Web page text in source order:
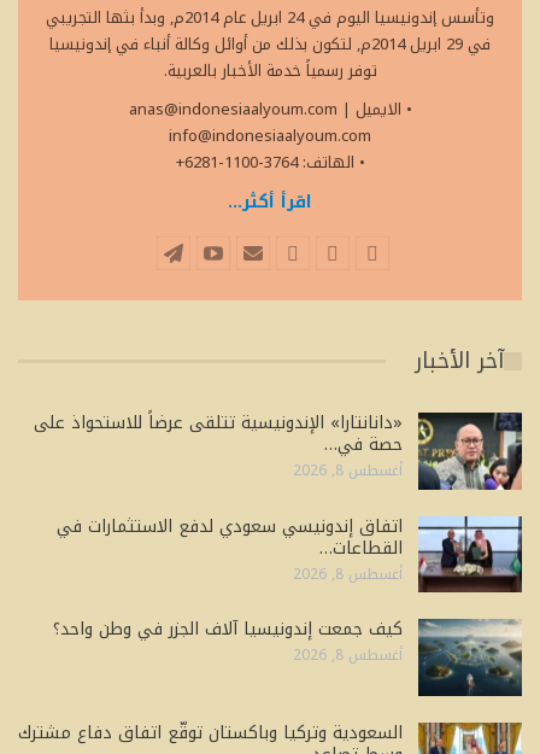
وتأسس إندونيسيا اليوم في 24 ابريل عام 2014م, وبدأ بثها التجريبي
في 29 ابريل 2014م, لتكون بذلك من أوائل وكالة أنباء في إندونيسيا
توفر رسمياً خدمة الأخبار بالعربية.
• الايميل
anas@indonesiaalyoum.com |
info@indonesiaalyoum.com
• الهاتف: 3764-1100-6281+
اقرأ أكثر...
آخر الأخبار
«دانانتارا» الإندونيسية تتلقى عرضاً للاستحواذ على
حصة في…
أغسطس 8, 2026
اتفاق إندونيسي سعودي لدفع الاستثمارات في
القطاعات…
أغسطس 8, 2026
كيف جمعت إندونيسيا آلاف الجزر في وطن واحد؟
أغسطس 8, 2026
السعودية وتركيا وباكستان توقّع اتفاق دفاع مشترك